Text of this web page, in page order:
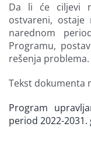
Da li će ciljevi
ostvareni,
narednom
Programu,
rešenja problema.
Tekst dokumenta
Program
period 2022-